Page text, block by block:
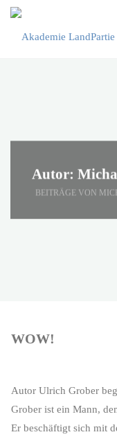
Zum
Autor:
START
BEITRÄGE VON
WOW!
Autor Ulrich Grober
Grober ist ein Mann,
Er beschäftigt sich mit